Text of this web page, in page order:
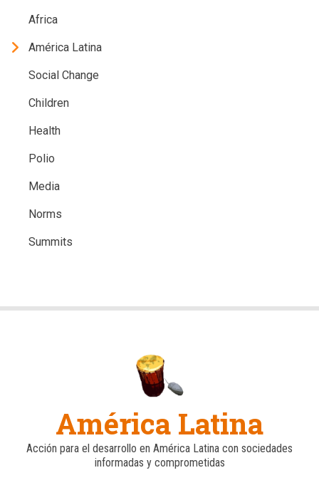
Africa
América Latina
Social Change
Children
Health
Polio
Media
Norms
Summits
América Latina
Acción para el desarrollo en América Latina con sociedades
informadas y comprometidas